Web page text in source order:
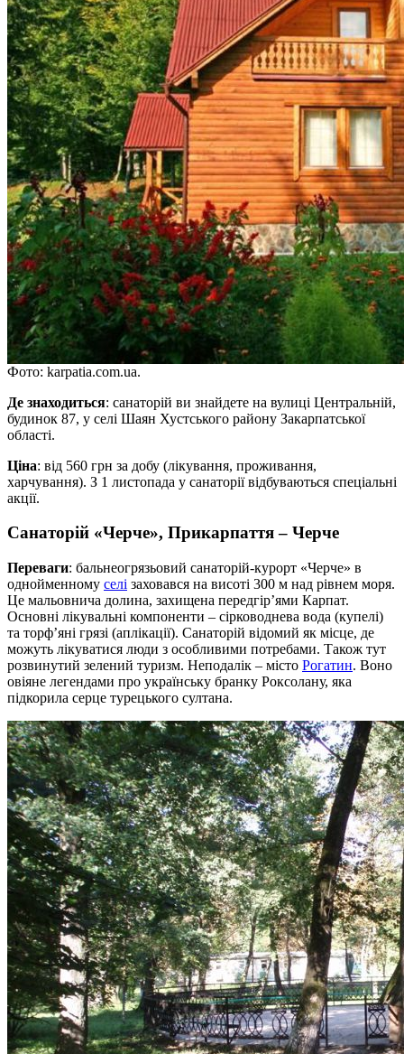
Фото: karpatia.com.ua.
Де знаходиться: санаторій ви знайдете на вулиці Центральній,
будинок 87, у селі Шаян Хустського району Закарпатської
області.
Ціна: від 560 грн за добу (лікування, проживання,
харчування). З 1 листопада у санаторії відбуваються спеціальні
акції.
Санаторій «Черче», Прикарпаття – Черче
Переваги: бальнеогрязьовий санаторій-курорт «Черче» в
однойменному селі заховався на висоті 300 м над рівнем моря.
Це мальовнича долина, захищена передгір’ями Карпат.
Основні лікувальні компоненти – сірководнева вода (купелі)
та торф’яні грязі (аплікації). Санаторій відомий як місце, де
можуть лікуватися люди з особливими потребами. Також тут
розвинутий зелений туризм. Неподалік – місто Рогатин. Воно
овіяне легендами про українську бранку Роксолану, яка
підкорила серце турецького султана.